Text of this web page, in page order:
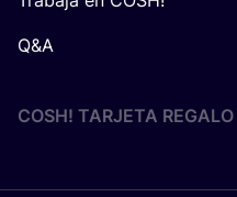
Q&A
COSH! TARJETA REGALO